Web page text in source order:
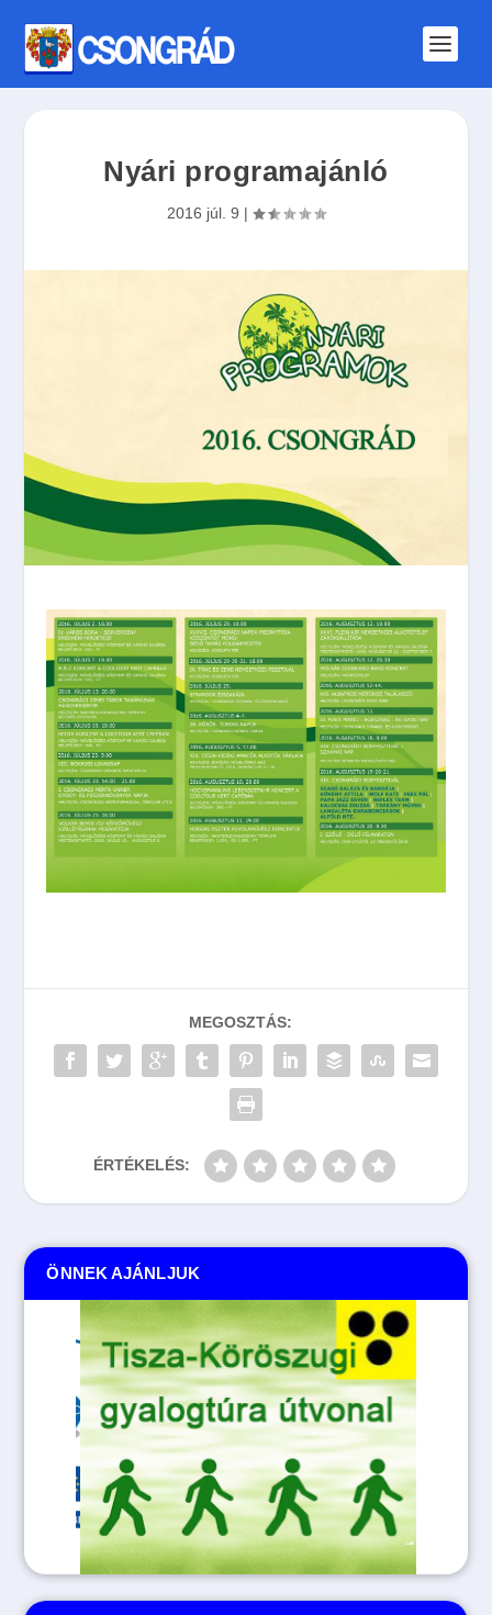
Nyári programajánló
2016 júl. 9 |
MEGOSZTÁS:
ÉRTÉKELÉS:
ÖNNEK AJÁNLJUK